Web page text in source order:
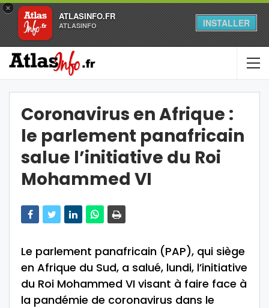
×
ATLASINFO.FR
ATLASINFO INSTALLER
Coronavirus en Afrique :
le parlement panafricain
salue l’initiative du Roi
Mohammed VI
Le parlement panafricain (PAP), qui siège
en Afrique du Sud, a salué, lundi, l’initiative
du Roi Mohammed VI visant à faire face à
la pandémie de coronavirus dans le